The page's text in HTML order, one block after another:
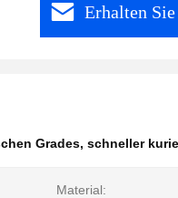
Erhalten
Grades, schneller
Material: